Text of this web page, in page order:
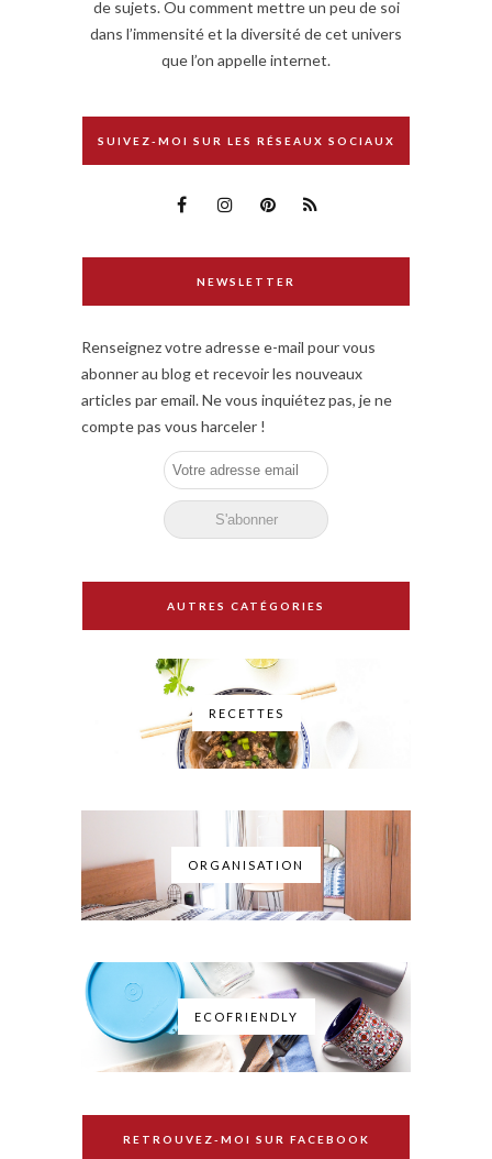
de sujets. Ou comment mettre un peu de soi
dans l’immensité et la diversité de cet univers
que l’on appelle internet.
SUIVEZ-MOI SUR LES RÉSEAUX SOCIAUX
NEWSLETTER
Renseignez votre adresse e-mail pour vous
abonner au blog et recevoir les nouveaux
articles par email. Ne vous inquiétez pas, je ne
compte pas vous harceler !
AUTRES CATÉGORIES
RECETTES
ORGANISATION
ECOFRIENDLY
RETROUVEZ-MOI SUR FACEBOOK